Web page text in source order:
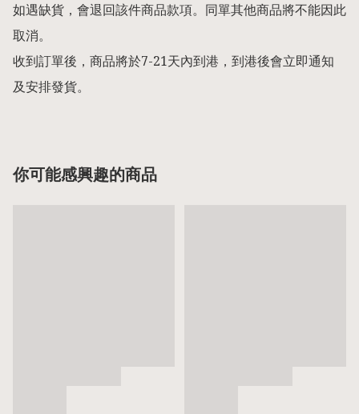
如遇缺貨，會退回該件商品款項。同單其他商品將不能因此
取消。
收到訂單後，商品將於7-21天內到港，到港後會立即通知
及安排發貨。
你可能感興趣的商品